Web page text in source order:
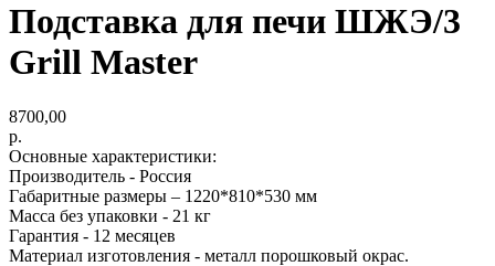
Подставка для печи ШЖЭ/3
Grill Master
8700,00
р.
Основные характеристики:
Производитель - Россия
Габаритные размеры – 1220*810*530 мм
Масса без упаковки - 21 кг
Гарантия - 12 месяцев
Материал изготовления - металл порошковый окрас.